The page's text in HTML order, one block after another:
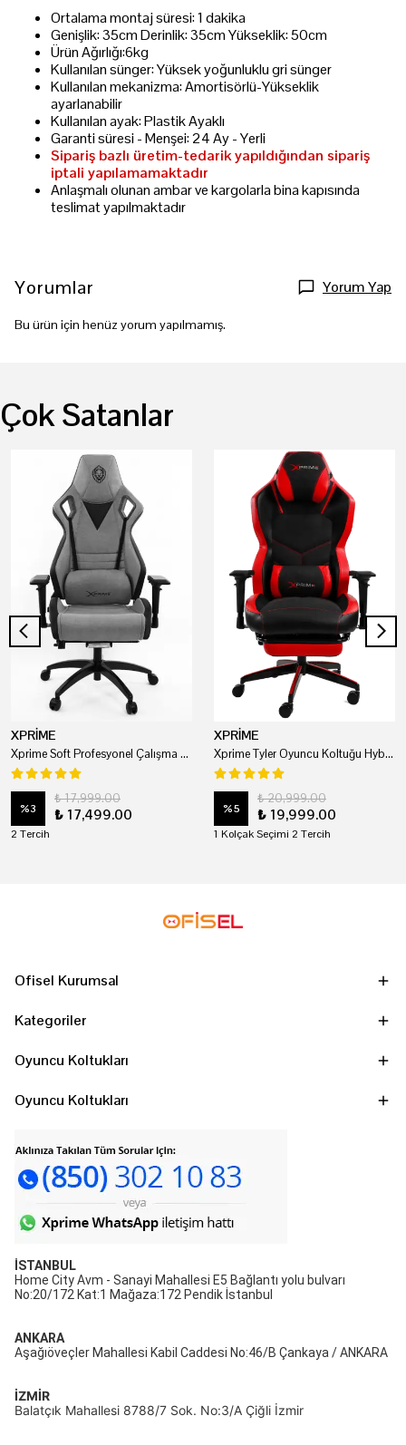
Ortalama montaj süresi: 1 dakika
Genişlik: 35cm Derinlik: 35cm Yükseklik: 50cm
Ürün Ağırlığı:6kg
Kullanılan sünger: Yüksek yoğunluklu gri sünger
Kullanılan mekanizma: Amortisörlü-Yükseklik
ayarlanabilir
Kullanılan ayak: Plastik Ayaklı
Garanti süresi - Menşei: 24 Ay - Yerli
Sipariş bazlı üretim-tedarik yapıldığından sipariş
iptali yapılamamaktadır
Anlaşmalı olunan ambar ve kargolarla bina kapısında
teslimat yapılmaktadır
Yorumlar Yorum Yap
Bu ürün için henüz yorum yapılmamış.
Çok Satanlar
XPRİME
Xprime Soft Profesyonel Çalışma Ve Oyuncu Koltuğu
%3
₺ 17,999.00
₺ 17,499.00
2 Tercih
XPRİME
Xprime Tyler Oyuncu Koltuğu Hybrid Kumaş Kırmızı
%5
₺ 20,999.00
₺ 19,999.00
1 Kolçak Seçimi 2 Tercih
Ofisel Kurumsal
Kategoriler
Oyuncu Koltukları
Oyuncu Koltukları
İSTANBUL
Home City Avm - Sanayi Mahallesi E5 Bağlantı yolu bulvarı
No:20/172 Kat:1 Mağaza:172 Pendik İstanbul
ANKARA
Aşağıöveçler Mahallesi Kabil Caddesi No:46/B Çankaya / ANKARA
İZMİR
Balatçık Mahallesi 8788/7 Sok. No:3/A Çiğli İzmir